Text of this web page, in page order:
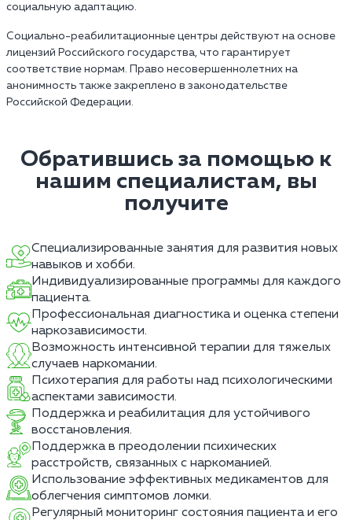
социальную адаптацию.
Социально-реабилитационные центры действуют на основе
лицензий Российского государства, что гарантирует
соответствие нормам. Право несовершеннолетних на
анонимность также закреплено в законодательстве
Российской Федерации.
Обратившись за помощью к
нашим специалистам, вы
получите
Специализированные занятия для развития новых
навыков и хобби.
Индивидуализированные программы для каждого
пациента.
Профессиональная диагностика и оценка степени
наркозависимости.
Возможность интенсивной терапии для тяжелых
случаев наркомании.
Психотерапия для работы над психологическими
аспектами зависимости.
Поддержка и реабилитация для устойчивого
восстановления.
Поддержка в преодолении психических
расстройств, связанных с наркоманией.
Использование эффективных медикаментов для
облегчения симптомов ломки.
Регулярный мониторинг состояния пациента и его